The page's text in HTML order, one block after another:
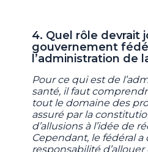
4. Quel rôle devrait
gouvernement
l’administration de
Pour ce qui est de
santé, il faut
tout le domaine des
assuré par la
d’allusions à l’idée de
Cependant, le fédéral
responsabilité